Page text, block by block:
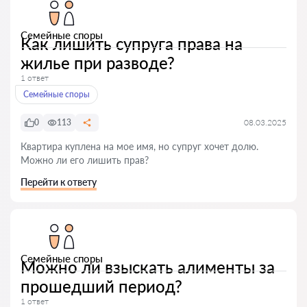
Семейные споры
Как лишить супруга права на
жилье при разводе?
1 ответ
Семейные споры
0 113 08.03.2025
Квартира куплена на мое имя, но супруг хочет долю.
Можно ли его лишить прав?
Перейти к ответу
Семейные споры
Можно ли взыскать алименты за
прошедший период?
1 ответ